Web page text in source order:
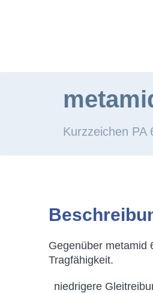
Kurzzeichen PA
Gegenüber metamid
Tragfähigkeit.
niedrigere